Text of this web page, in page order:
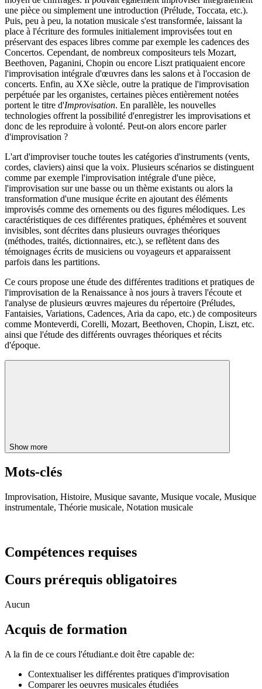
une pièce ou simplement une introduction (Prélude, Toccata, etc.).
Puis, peu à peu, la notation musicale s'est transformée, laissant la
place à l'écriture des formules initialement improvisées tout en
préservant des espaces libres comme par exemple les cadences des
Concertos. Cependant, de nombreux compositeurs tels Mozart,
Beethoven, Paganini, Chopin ou encore Liszt pratiquaient encore
l'improvisation intégrale d'œuvres dans les salons et à l'occasion de
concerts. Enfin, au XXe siècle, outre la pratique de l'improvisation
perpétuée par les organistes, certaines pièces entièrement notées
portent le titre d'Improvisation. En parallèle, les nouvelles
technologies offrent la possibilité d'enregistrer les improvisations et
donc de les reproduire à volonté. Peut-on alors encore parler
d'improvisation ?
L'art d'improviser touche toutes les catégories d'instruments (vents,
cordes, claviers) ainsi que la voix. Plusieurs scénarios se distinguent
comme par exemple l'improvisation intégrale d'une pièce,
l'improvisation sur une basse ou un thème existants ou alors la
transformation d'une musique écrite en ajoutant des éléments
improvisés comme des ornements ou des figures mélodiques. Les
caractéristiques de ces différentes pratiques, éphémères et souvent
invisibles, sont décrites dans plusieurs ouvrages théoriques
(méthodes, traités, dictionnaires, etc.), se reflètent dans des
témoignages écrits de musiciens ou voyageurs et apparaissent
parfois dans les partitions.
Ce cours propose une étude des différentes traditions et pratiques de
l'improvisation de la Renaissance à nos jours à travers l'écoute et
l'analyse de plusieurs œuvres majeures du répertoire (Préludes,
Fantaisies, Variations, Cadences, Aria da capo, etc.) de compositeurs
comme Monteverdi, Corelli, Mozart, Beethoven, Chopin, Liszt, etc.
ainsi que l'étude des différents ouvrages théoriques et récits
d'époque.
Show more
Mots-clés
Improvisation, Histoire, Musique savante, Musique vocale, Musique
instrumentale, Théorie musicale, Notation musicale
Compétences requises
Cours prérequis obligatoires
Aucun
Acquis de formation
A la fin de ce cours l'étudiant.e doit être capable de:
Contextualiser les différentes pratiques d'improvisation
Comparer les oeuvres musicales étudiées